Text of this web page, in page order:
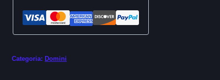
Categoria: Domini